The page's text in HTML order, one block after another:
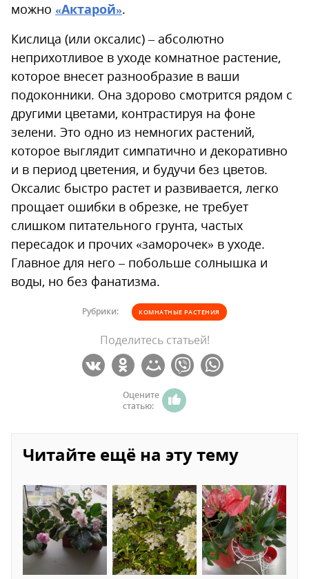
можно «Актарой».
Кислица (или оксалис) – абсолютно
неприхотливое в уходе комнатное растение,
которое внесет разнообразие в ваши
подоконники. Она здорово смотрится рядом с
другими цветами, контрастируя на фоне
зелени. Это одно из немногих растений,
которое выглядит симпатично и декоративно
и в период цветения, и будучи без цветов.
Оксалис быстро растет и развивается, легко
прощает ошибки в обрезке, не требует
слишком питательного грунта, частых
пересадок и прочих «заморочек» в уходе.
Главное для него – побольше солнышка и
воды, но без фанатизма.
Рубрики: КОМНАТНЫЕ РАСТЕНИЯ
Поделитесь статьей!
Оцените
статью:
Читайте ещё на эту тему